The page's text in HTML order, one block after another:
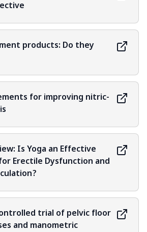
products: Do they
for improving nitric-
Is Yoga an Effective
Erectile Dysfunction and
trial of pelvic floor
and manometric